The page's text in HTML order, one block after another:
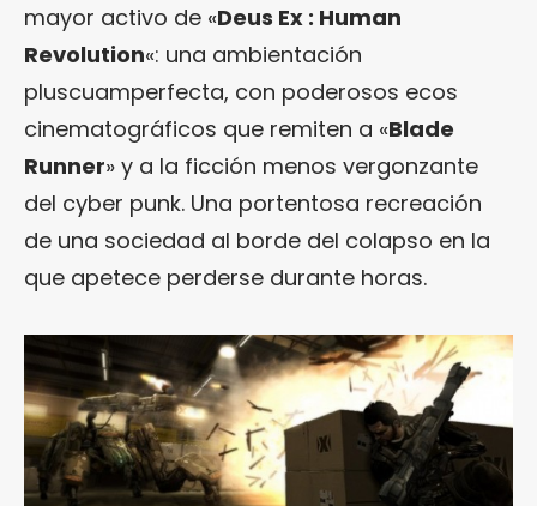
mayor activo de «Deus Ex : Human
Revolution«: una ambientación
pluscuamperfecta, con poderosos ecos
cinematográficos que remiten a «Blade
Runner» y a la ficción menos vergonzante
del cyber punk. Una portentosa recreación
de una sociedad al borde del colapso en la
que apetece perderse durante horas.